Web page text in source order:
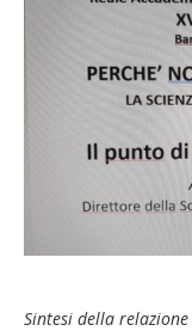
Sintesi della